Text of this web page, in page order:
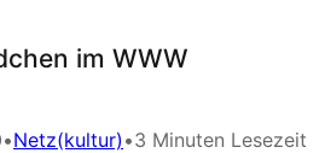
im WWW
•Netz(kultur) •3 Minuten Lesezeit